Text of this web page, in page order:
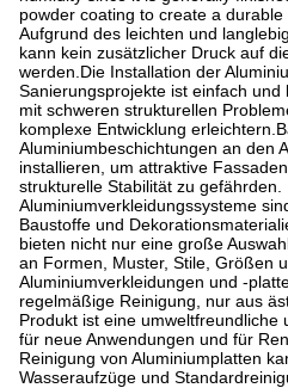
powder coating to create a durable
Aufgrund des leichten und
kann kein zusätzlicher Druck auf
werden.Die Installation der
Sanierungsprojekte ist einfach
mit schweren strukturellen
komplexe Entwicklung
Aluminiumbeschichtungen an den
installieren, um attraktive
strukturelle Stabilität zu gefährden.
Aluminiumverkleidungssysteme
Baustoffe und
bieten nicht nur eine große
an Formen, Muster, Stile, Größen
Aluminiumverkleidungen und -
regelmäßige Reinigung, nur aus
Produkt ist eine umweltfreundliche
für neue Anwendungen und für
Reinigung von Aluminiumplatten
Wasseraufzüge und